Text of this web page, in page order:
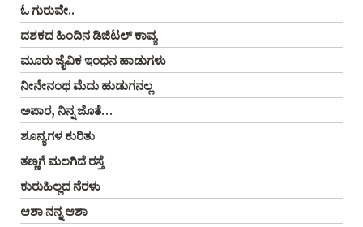
ಓ ಗುರುವೇ..
ದಶಕದ ಹಿಂದಿನ ಡಿಜಿಟಲ್ ಕಾವ್ಯ
ಮೂರು ಜೈವಿಕ ಇಂಧನ ಹಾಡುಗಳು
ನೀನೇನಂಥ ಮೆದು ಹುಡುಗನಲ್ಲ
ಅಪಾರ, ನಿನ್ನ ಜೊತೆ…
ಶೂನ್ಯಗಳ ಕುರಿತು
ತಣ್ಣಗೆ ಮಲಗಿದೆ ರಸ್ತೆ
ಕುರುಹಿಲ್ಲದ ನೆರಳು
ಆಶಾ ನನ್ನ ಆಶಾ